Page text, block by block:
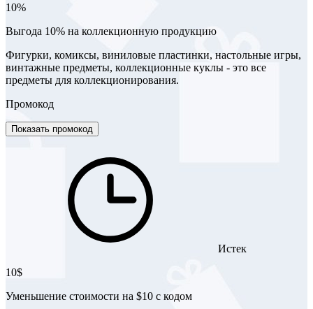
10%
Выгода 10% на коллекционную продукцию
Фигурки, комиксы, виниловые пластинки, настольные игры,
винтажные предметы, коллекционные куклы - это все
предметы для коллекционирования.
Промокод
Показать промокод
Истек
10$
Уменьшение стоимости на $10 с кодом